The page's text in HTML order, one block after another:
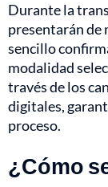
Durante la
presentarán de
sencillo
modalidad
través de los
digitales,
proceso.
¿Cómo